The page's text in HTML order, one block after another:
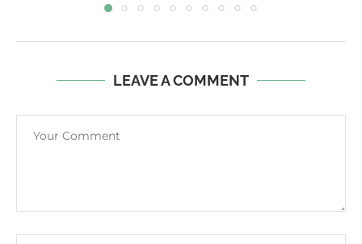
LEAVE A COMMENT